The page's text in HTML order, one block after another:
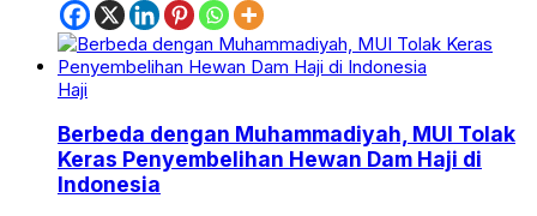
Haji
Berbeda dengan Muhammadiyah, MUI Tolak
Keras Penyembelihan Hewan Dam Haji di
Indonesia